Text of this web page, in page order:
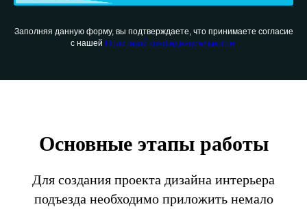
Заполняя данную форму, вы подтверждаете, что принимаете согласие
с нашей Политикой конфиденциальности.
Основные этапы работы
Для создания проекта дизайна интерьера
подъезда необходимо приложить немало